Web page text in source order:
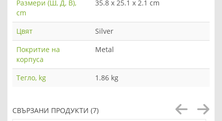
Размери (Ш, Д, В),
cm
35.8 x 25.1 x 2.1 cm
Цвят
Silver
Покритие на
корпуса
Metal
Тегло, kg 1.86 kg
СВЪРЗАНИ ПРОДУКТИ (7)